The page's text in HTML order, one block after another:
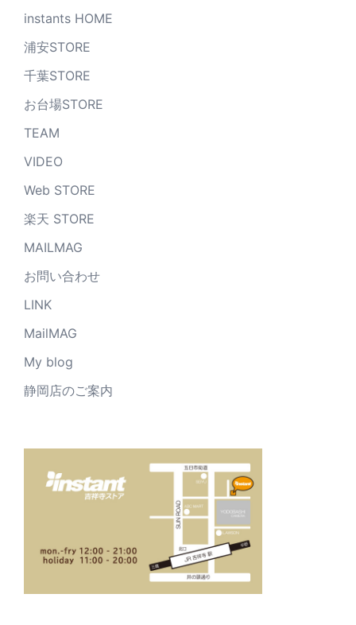
instants HOME
浦安STORE
千葉STORE
お台場STORE
TEAM
VIDEO
Web STORE
楽天 STORE
MAILMAG
お問い合わせ
LINK
MailMAG
My blog
静岡店のご案内